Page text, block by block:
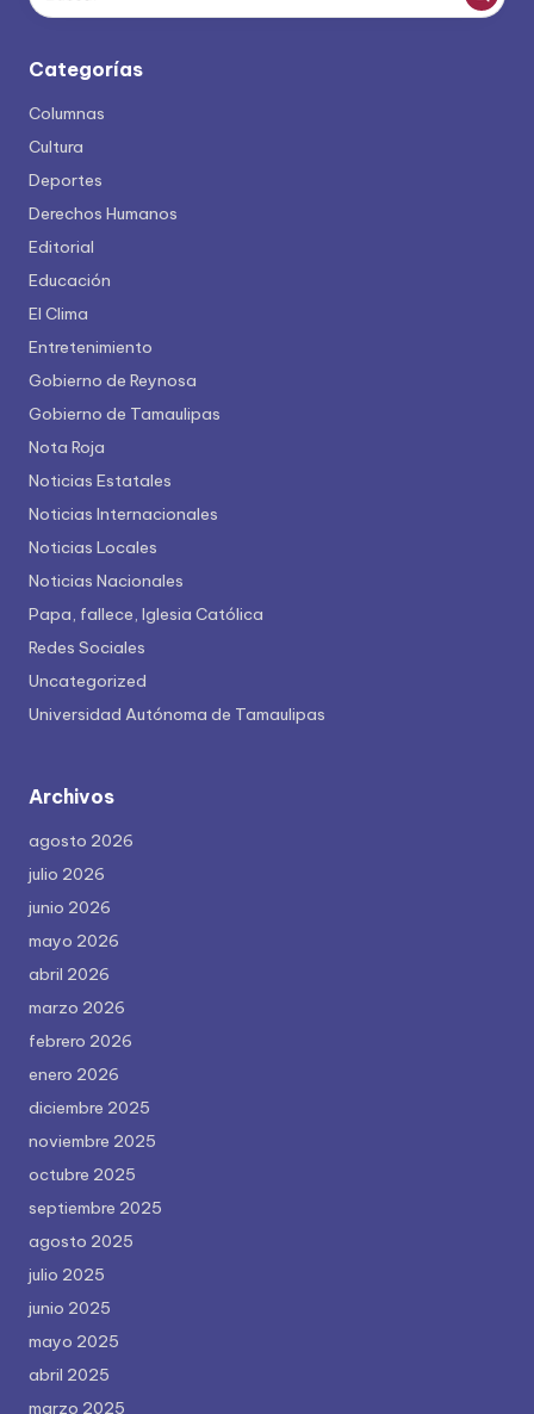
Categorías
Columnas
Cultura
Deportes
Derechos Humanos
Editorial
Educación
El Clima
Entretenimiento
Gobierno de Reynosa
Gobierno de Tamaulipas
Nota Roja
Noticias Estatales
Noticias Internacionales
Noticias Locales
Noticias Nacionales
Papa, fallece, Iglesia Católica
Redes Sociales
Uncategorized
Universidad Autónoma de Tamaulipas
Archivos
agosto 2026
julio 2026
junio 2026
mayo 2026
abril 2026
marzo 2026
febrero 2026
enero 2026
diciembre 2025
noviembre 2025
octubre 2025
septiembre 2025
agosto 2025
julio 2025
junio 2025
mayo 2025
abril 2025
marzo 2025